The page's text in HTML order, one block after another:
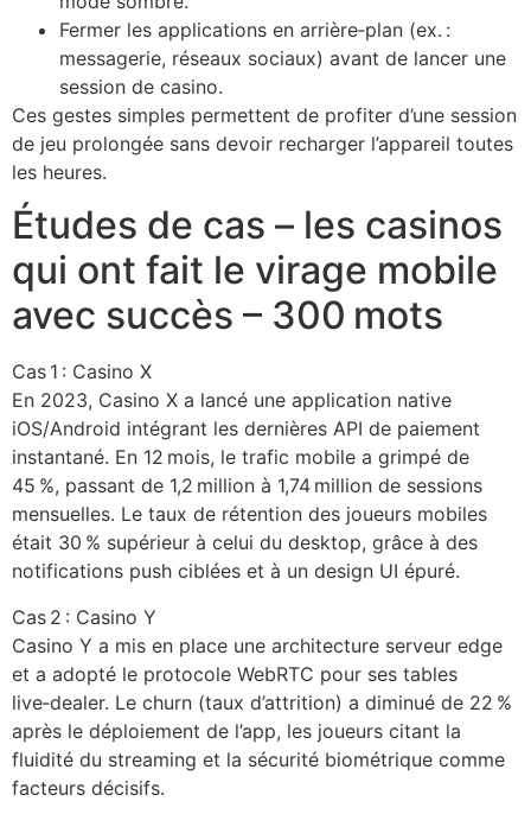
Fermer les applications en arrière‑plan (ex. :
messagerie, réseaux sociaux) avant de lancer une
session de casino.
Ces gestes simples permettent de profiter d’une session
de jeu prolongée sans devoir recharger l’appareil toutes
les heures.
Études de cas – les casinos
qui ont fait le virage mobile
avec succès – 300 mots
Cas 1 : Casino X
En 2023, Casino X a lancé une application native
iOS/Android intégrant les dernières API de paiement
instantané. En 12 mois, le trafic mobile a grimpé de
45 %, passant de 1,2 million à 1,74 million de sessions
mensuelles. Le taux de rétention des joueurs mobiles
était 30 % supérieur à celui du desktop, grâce à des
notifications push ciblées et à un design UI épuré.
Cas 2 : Casino Y
Casino Y a mis en place une architecture serveur edge
et a adopté le protocole WebRTC pour ses tables
live‑dealer. Le churn (taux d’attrition) a diminué de 22 %
après le déploiement de l’app, les joueurs citant la
fluidité du streaming et la sécurité biométrique comme
facteurs décisifs.